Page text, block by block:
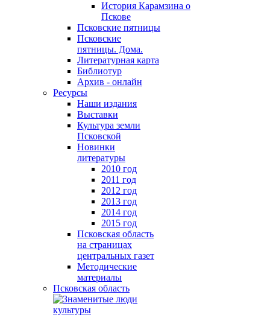
История Карамзина о
Пскове
Псковские пятницы
Псковские
пятницы. Дома.
Литературная карта
Библиотур
Архив - онлайн
Ресурсы
Наши издания
Выставки
Культура земли
Псковской
Новинки
литературы
2010 год
2011 год
2012 год
2013 год
2014 год
2015 год
Псковская область
на страницах
центральных газет
Методические
материалы
Псковская область